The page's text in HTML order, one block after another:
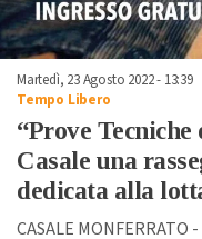
Martedì, 23 Agosto 2022 - 13:39
Tempo Libero
“Prove
Casale una
dedicata alla
CASALE